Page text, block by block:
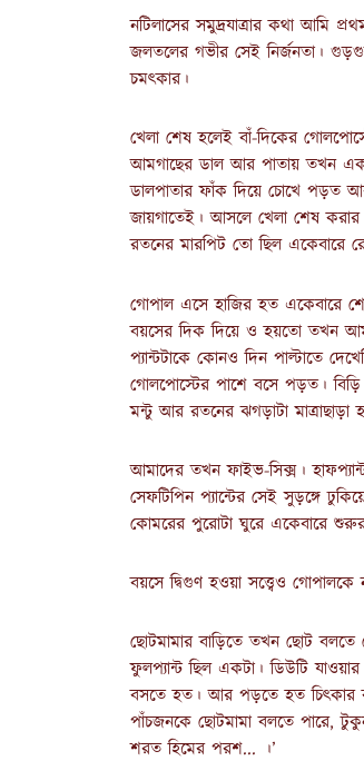
নটিলাসের সমুদ্রযাত্রার কথা আমি
জলতলের গভীর সেই নির্জনতা।
চমৎকার।
খেলা শেষ হলেই বাঁ-দিকের
আমগাছের ডাল আর পাতায় তখন
ডালপাতার ফাঁক দিয়ে চোখে পড়ত
জায়গাতেই। আসলে খেলা শেষ করার
রতনের মারপিট তো ছিল একেবারে
গোপাল এসে হাজির হত একেবারে
বয়সের দিক দিয়ে ও হয়তো তখন
প্যান্টটাকে কোনও দিন পাল্টাতে
গোলপোস্টের পাশে বসে পড়ত।
মন্টু আর রতনের ঝগড়াটা মাত্রাছাড়া
আমাদের তখন ফাইভ-সিক্স।
সেফটিপিন প্যান্টের সেই সুড়ঙ্গে
কোমরের পুরোটা ঘুরে একেবারে
বয়সে দ্বিগুণ হওয়া সত্ত্বেও
ছোটমামার বাড়িতে তখন ছোট
ফুলপ্যান্ট ছিল একটা। ডিউটি
বসতে হত। আর পড়তে হত চিৎকার
পাঁচজনকে ছোটমামা বলতে পারে,
শরত হিমের পরশ... ।’